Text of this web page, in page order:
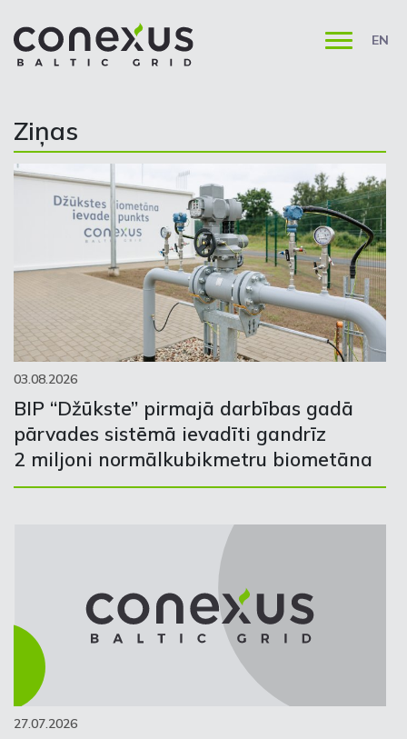
EN
Ziņas
03.08.2026
BIP “Džūkste” pirmajā darbības gadā
pārvades sistēmā ievadīti gandrīz
2 miljoni normālkubikmetru biometāna
27.07.2026